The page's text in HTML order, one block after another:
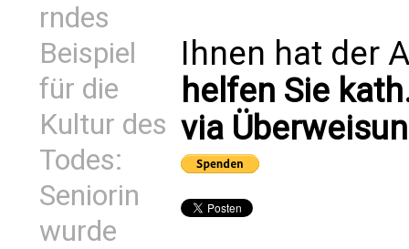
rndes
Beispiel
für die
Kultur des
Todes:
Seniorin
wurde
Ihnen hat der
helfen Sie
via